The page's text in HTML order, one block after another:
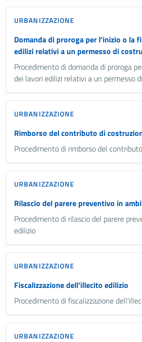
URBANIZZAZIONE
Domanda di proroga per l'inizio o la
edilizi relativi a un permesso di
Procedimento di domanda di proroga
dei lavori edilizi relativi a un permesso
URBANIZZAZIONE
Rimborso del contributo di
Procedimento di rimborso del
URBANIZZAZIONE
Rilascio del parere preventivo in
Procedimento di rilascio del parere
edilizio
URBANIZZAZIONE
Fiscalizzazione dell'illecito edilizio
Procedimento di fiscalizzazione
URBANIZZAZIONE